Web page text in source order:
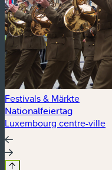
Festivals & Märkte
Nationalfeiertag
Luxembourg centre-ville